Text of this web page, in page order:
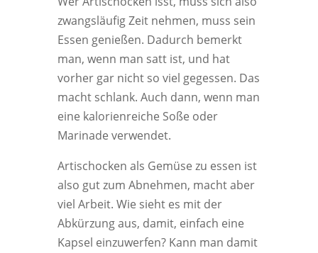
zwangsläufig Zeit nehmen, muss sein
Essen genießen. Dadurch bemerkt
man, wenn man satt ist, und hat
vorher gar nicht so viel gegessen. Das
macht schlank. Auch dann, wenn man
eine kalorienreiche Soße oder
Marinade verwendet.
Artischocken als Gemüse zu essen ist
also gut zum Abnehmen, macht aber
viel Arbeit. Wie sieht es mit der
Abkürzung aus, damit, einfach eine
Kapsel einzuwerfen? Kann man damit